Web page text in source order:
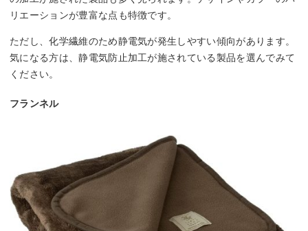
リエーションが豊富な点も特徴です。
ただし、化学繊維のため静電気が発生しやすい傾向があります。
気になる方は、静電気防止加工が施されている製品を選んでみて
ください。
フランネル